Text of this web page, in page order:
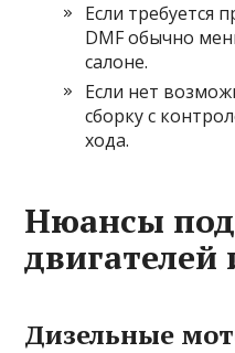
Если требуется
DMF обычно
салоне.
Если нет
сборку с
хода.
Нюансы
двигателей
Дизельные